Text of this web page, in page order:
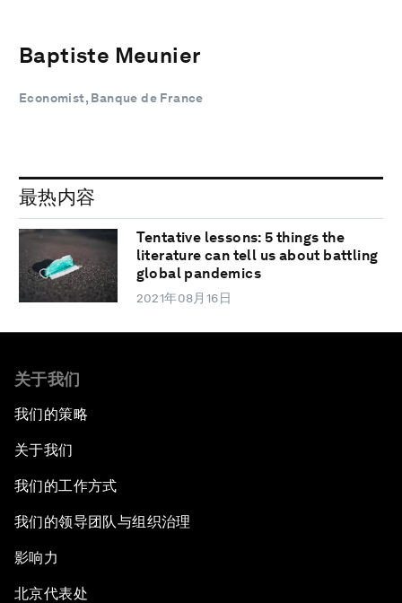
Baptiste Meunier
Economist, Banque de France
最热内容
Tentative lessons: 5 things the
literature can tell us about battling
global pandemics
2021年08月16日
关于我们
我们的策略
关于我们
我们的工作方式
我们的领导团队与组织治理
影响力
北京代表处